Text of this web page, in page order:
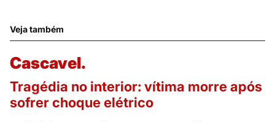
Veja também
Cascavel.
Tragédia no interior: vítima morre após
sofrer choque elétrico